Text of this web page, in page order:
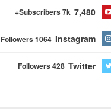
7,480
Subscribers 7k+
Instagram
Followers 1064
Twitter
Followers 428